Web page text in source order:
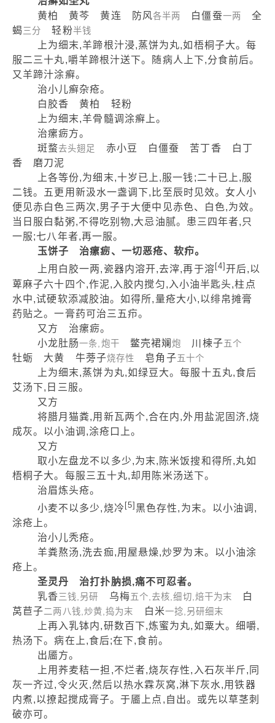
黄柏 黄芩 黄连 防风各半两 白僵蚕一两
全
蝎三分 轻粉半钱
上为细末,羊蹄根汁浸,蒸饼为丸,如梧桐子大。每
服二三十丸,嚼羊蹄根汁送下。随病人上下,分食前后。
又羊蹄汁涂癣。
治小儿癣杂疮。
白胶香 黄柏 轻粉
上为细末,羊骨髓调涂癣上。
治瘰疬方。
斑蝥去头翅足
赤小豆 白僵蚕 苦丁香 白丁
香 磨刀泥
上各等份,为细末,十岁已上,服一钱;二十已上,服
二钱。五更用新汲水一盏调下,比至辰时见效。女人小
便见赤白色三两次,男子于大便中见赤色、白色,为效。
当日服白黏粥,不得吃别物,大忌油腻。患三四年者,只
一服;七八年者,再一服。
玉饼子 治瘰疬、一切恶疮、软疖。
上用白胶一两,瓷器内溶开,去滓,再于溶 [4]开后,以
萆麻子六十四个,作泥,入胶内搅匀,入小油半匙头,柱点
水中,试硬软添减胶油。如得所,量疮大小,以绯帛摊膏
药贴之。一膏药可治三五疖。
又方 治瘰疬。
小龙肚肠一条,炮干 鳖壳裙斓炮 川楝子五个
牡蛎 大黄 牛蒡子烧存性 皂角子五十个
上为细末,蒸饼为丸,如绿豆大。每服十五丸,食后
艾汤下,日三服。
又方
将腊月猫粪,用新瓦两个,合在内,外用盐泥固济,烧
成灰。以小油调,涂疮口上。
又方
取小左盘龙不以多少,为末,陈米饭搜和得所,丸如
梧桐子大。每服三五十丸,却用陈米汤送下。
治眉炼头疮。
小麦不以多少,烧冷 [5] 黑色存性,为末。以小油调,
涂疮上。
治小儿秃疮。
羊粪熬汤,洗去痂,用屋悬燥,炒罗为末。以小油涂
疮上。
圣灵丹 治打扑肭损,痛不可忍者。
乳香三钱,另研 乌梅五个,去核,细切,焙干为末
白
莴苣子二两八钱,炒黄,捣为末 白米一捻,另研细末
上再入乳钵内,研数百下,炼蜜为丸,如粟大。细嚼,
热汤下。病在上,食后;在下,食前。
出靥方。
上用荞麦秸一担,不烂者,烧灰存性,入石灰半斤,同
灰一齐过,令火灭,然后以热水霖灰窝,淋下灰水,用铁器
内煮,以撩起搅成膏子。于靥上点,自出。或先以草茎刺
破亦可。